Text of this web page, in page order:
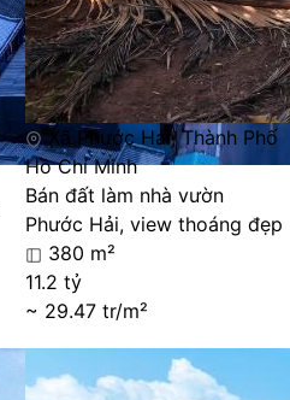
Xã Phước Hải, Thành Phố
Hồ Chí Minh
Bán đất làm nhà vườn
Phước Hải, view thoáng đẹp
380 m²
11.2 tỷ
~ 29.47 tr/m²